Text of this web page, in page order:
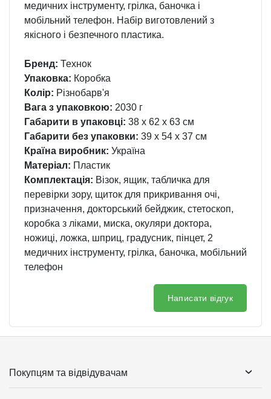
медичних інструменту, грілка, баночка і
мобільний телефон. Набір виготовлений з
якісного і безпечного пластика.
Бренд: Технок
Упаковка: Коробка
Колір: Різнобарв'я
Вага з упаковкою: 2030 г
Габарити в упаковці: 38 x 62 x 63 см
Габарити без упаковки: 39 x 54 x 37 см
Країна виробник: Україна
Матеріал: Пластик
Комплектація: Візок, ящик, табличка для
перевірки зору, щиток для прикривання очі,
призначення, докторський бейджик, стетоскоп,
коробка з ліками, миска, окуляри доктора,
ножиці, ложка, шприц, градусник, пінцет, 2
медичних інструменту, грілка, баночка, мобільний
телефон
Написати відгук
Покупцям та відвідувачам